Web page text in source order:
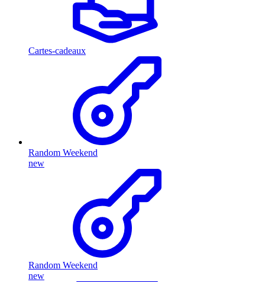
Cartes-cadeaux
Random Weekend
new
Random Weekend
new